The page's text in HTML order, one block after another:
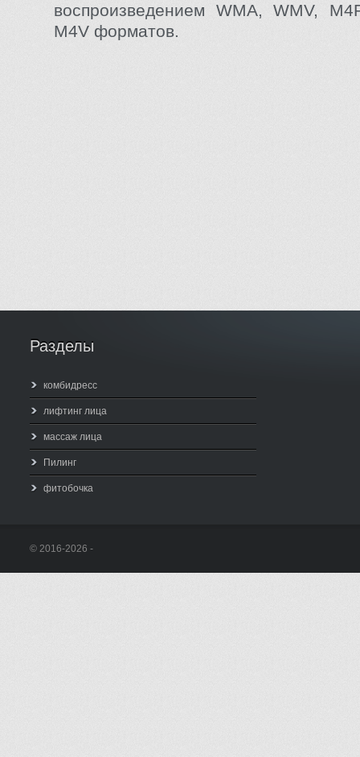
воспроизведением WMA, WMV,
M4V форматов.
Разделы
комбидресс
лифтинг лица
массаж лица
Пилинг
фитобочка
© 2016-2026 -